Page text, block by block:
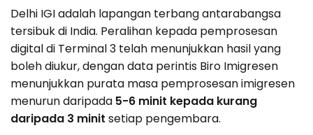
Delhi IGI adalah lapangan terbang antarabangsa
tersibuk di India. Peralihan kepada pemprosesan
digital di Terminal 3 telah menunjukkan hasil yang
boleh diukur, dengan data perintis Biro Imigresen
menunjukkan purata masa pemprosesan imigresen
menurun daripada 5-6 minit kepada kurang
daripada 3 minit setiap pengembara.